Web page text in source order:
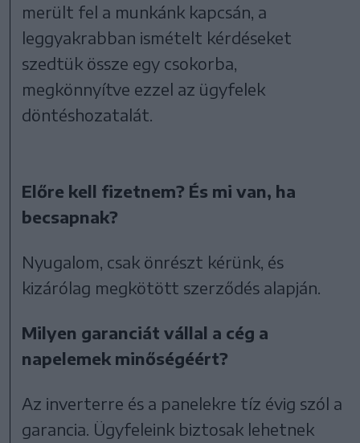
merült fel a munkánk kapcsán, a
leggyakrabban ismételt kérdéseket
szedtük össze egy csokorba,
megkönnyítve ezzel az ügyfelek
döntéshozatalát.
Előre kell fizetnem? És mi van, ha
becsapnak?
Nyugalom, csak önrészt kérünk, és
kizárólag megkötött szerződés alapján.
Milyen garanciát vállal a cég a
napelemek minőségéért?
Az inverterre és a panelekre tíz évig szól a
garancia. Ügyfeleink biztosak lehetnek